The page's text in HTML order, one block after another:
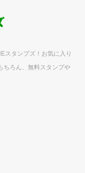
スタンプズ！お気に入り
ちろん、無料スタンプや